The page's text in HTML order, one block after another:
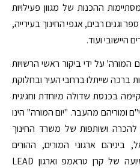
ההכנות של מגוון פעילויות
וגנים רבים, אגפי החינוך בעירייה,
היישובי ועוד.
המורה' על ידי ביקור ראשי הרשויות
ברכה שייתלו ברחבי העיר ובחלוקת
בכנסת שדולה מיוחדת וחגיגית
ומוריהם מהעבר. "יום המורה" הינו
ושותפות של משרד החינוך
ביניהם ארגוני המורים, ההורים
והתלמידים. הפעילות נתמכת בסיועה של קרן טראמפ וארגון LEAD